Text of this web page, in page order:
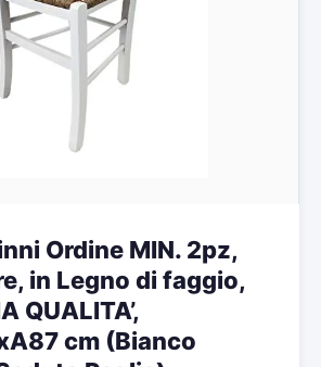
Ordine MIN. 2pz,
in Legno di faggio,
QUALITA’,
cm (Bianco